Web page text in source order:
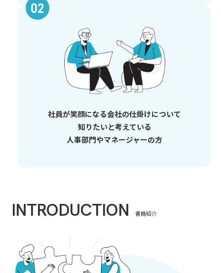
社員が笑顔になる会社の仕掛けについて
知りたいと考えている
人事部門やマネージャーの方
INTRODUCTION 書籍紹介